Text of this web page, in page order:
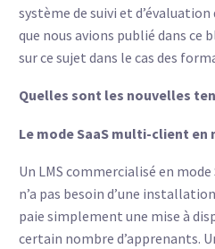
système de suivi et
que nous avions publié dans
sur ce sujet dans le cas des
Quelles sont les nouvelles
Le mode SaaS multi-client en
Un LMS commercialisé en
n’a pas besoin d’une
paie simplement une mise à
certain nombre d’apprenants.